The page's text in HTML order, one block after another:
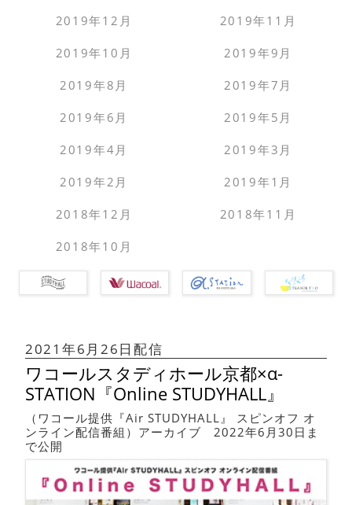
2019年12月 2019年11月
2019年10月 2019年9月
2019年8月 2019年7月
2019年6月 2019年5月
2019年4月 2019年3月
2019年2月 2019年1月
2018年12月 2018年11月
2018年10月
2021年6月26日配信
ワコールスタディホール京都×α-
STATION『Online STUDYHALL』
（ワコール提供『Air STUDYHALL』 スピンオフ オ
ンライン配信番組）アーカイブ 2022年6月30日ま
で公開